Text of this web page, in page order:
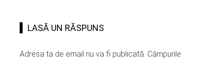
LASĂ UN RĂSPUNS
Adresa ta de email nu va fi publicată. Câmpurile